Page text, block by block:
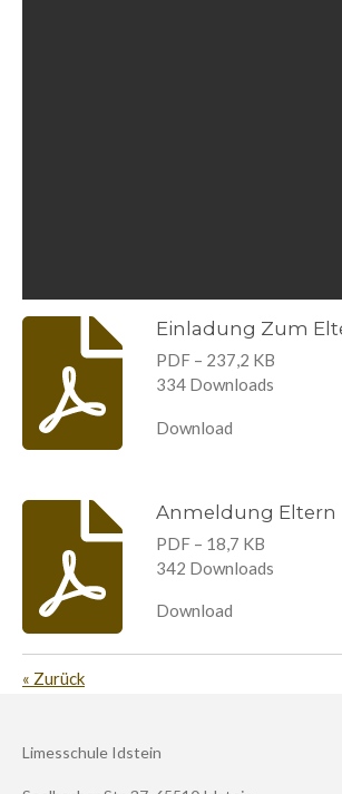
Einladung Zum
PDF – 237,2 KB
334 Downloads
Download
Anmeldung Eltern
PDF – 18,7 KB
342 Downloads
Download
« Zurück
Limesschule Idstein